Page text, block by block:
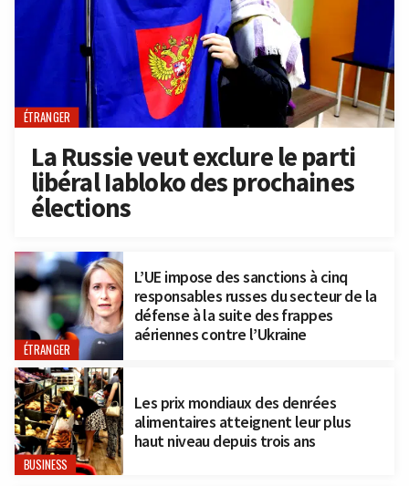
ÉTRANGER
La Russie veut exclure le parti
libéral Iabloko des prochaines
élections
ÉTRANGER
L’UE impose des sanctions à cinq
responsables russes du secteur de la
défense à la suite des frappes
aériennes contre l’Ukraine
BUSINESS
Les prix mondiaux des denrées
alimentaires atteignent leur plus
haut niveau depuis trois ans